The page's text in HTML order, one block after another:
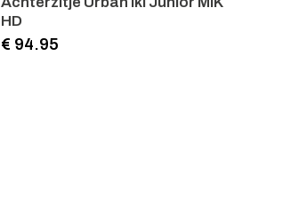
HD
€ 94.95